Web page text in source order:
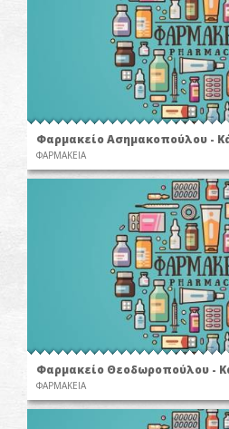
Φαρμακείο Ασημακοπούλου -
ΦΑΡΜΑΚΕΙΑ
Φαρμακείο Θεοδωροπούλου -
ΦΑΡΜΑΚΕΙΑ